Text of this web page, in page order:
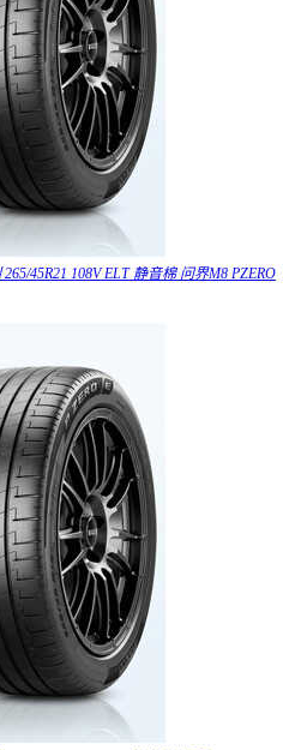
45R21 108V ELT 静音棉 问界M8 PZERO